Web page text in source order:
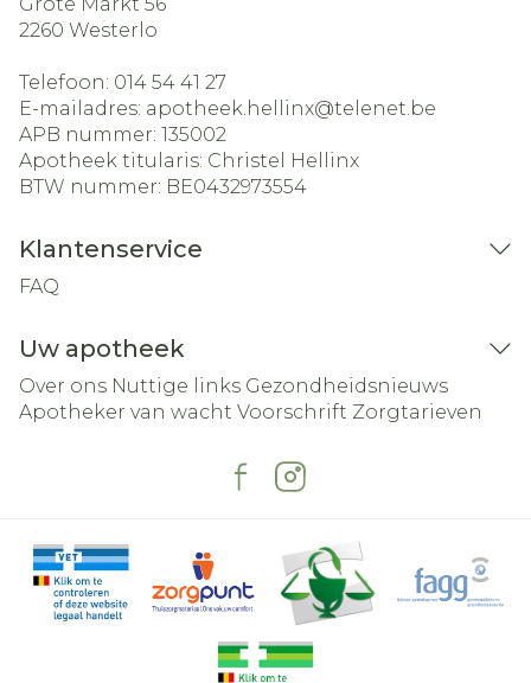
2260 Westerlo
Telefoon: 014 54 41 27
E-mailadres: apotheek.hellinx@telenet.be
APB nummer: 135002
Apotheek titularis: Christel Hellinx
BTW nummer: BE0432973554
Klantenservice
FAQ
Uw apotheek
Over ons Nuttige links Gezondheidsnieuws
Apotheker van wacht Voorschrift Zorgtarieven